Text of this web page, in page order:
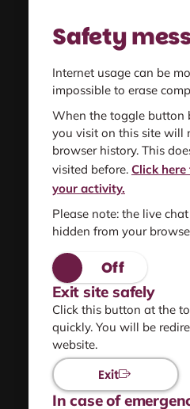
Safety
Internet usage can be
impossible to erase
When the toggle button
you visit on this site will
browser history. This
visited before. Click
your activity.
Please note: the live
hidden from your
Exit site safely
Click this button at the
quickly. You will be
website.
Exit
In case of
Get Support
for you or someone else
Find resources
information and support
About us
Privacy statement
Using this site safely
Sitemap